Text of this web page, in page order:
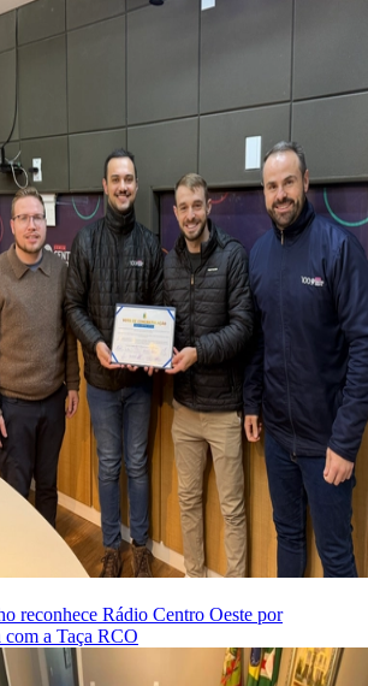
reconhece Rádio Centro Oeste por
a Taça RCO